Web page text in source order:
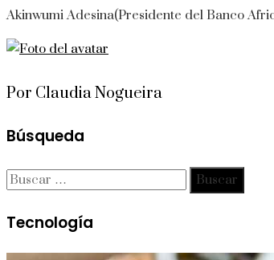
Akinwumi Adesina(Presidente del Banco
Por Claudia Nogueira
Búsqueda
Buscar:
Tecnología